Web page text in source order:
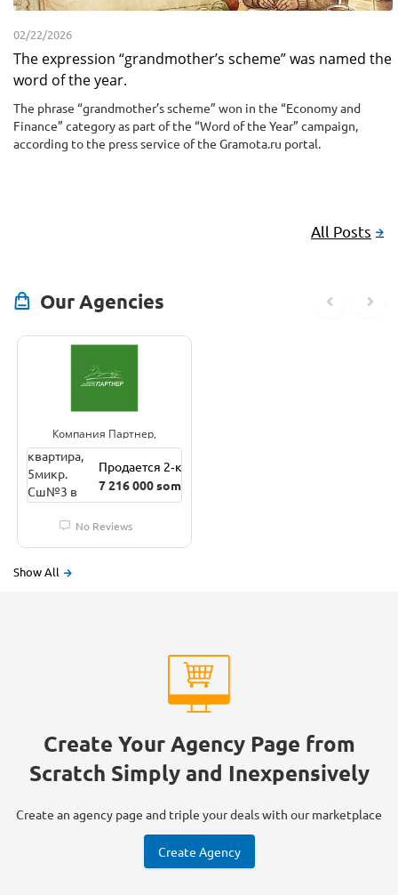
The expression “grandmother’s scheme” was named the
word of the year.
The phrase “grandmother’s scheme” won in the “Economy and
Finance” category as part of the “Word of the Year” campaign,
according to the press service of the Gramota.ru portal.
02/22/2026
All Posts
Our Agencies
Компания Партнер,
Агентство недвижимости
Продается 2‑комнатная квартира, 5микр. Сш№3 в
7 216 000 som
No Reviews
Show All
Create Your Agency Page from
Scratch Simply and Inexpensively
Create an agency page and triple your deals with our marketplace
Create Agency